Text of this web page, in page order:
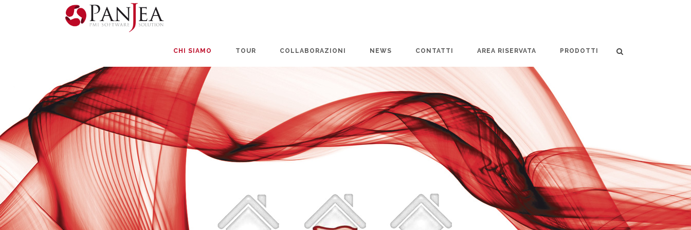
CHI SIAMO TOUR COLLABORAZIONI NEWS CONTATTI AREA RISERVATA PRODOTTI